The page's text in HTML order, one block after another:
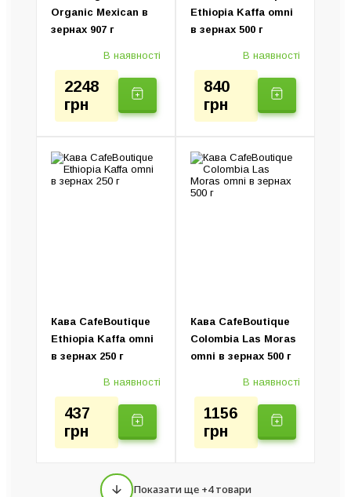
Organic Mexican в
зернах 907 г
В наявності
2248
грн
Ethiopia Kaffa omni
в зернах 500 г
В наявності
840
грн
Кава CafeBoutique
Ethiopia Kaffa omni
в зернах 250 г
В наявності
437
грн
Кава CafeBoutique
Colombia Las Moras
omni в зернах 500 г
В наявності
1156
грн
Показати ще +4 товари